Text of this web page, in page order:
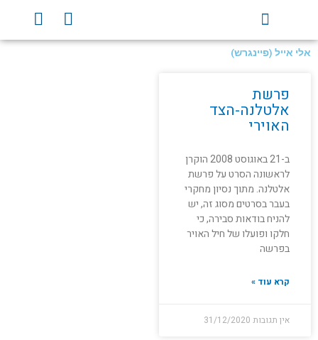
F
a
c
Y
o
u אלי אייל (פיינגרש)
פרשת
אלטלנה-הצד
האוירי
ב-21 באוגוסט 2008 הוקרן
לראשונה הסרט על פרשת
אלטלנה. מתוך נסיון מחקרי
בעבר בסרטים מסוג זה, יש
להניח בודאות סבירה, כי
חלקו ופועלו של חיל האויר
בפרשה
קרא עוד »
אין תגובות 31/12/2020